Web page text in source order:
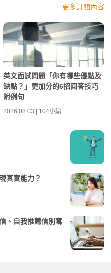
更多訂閱內容
英文面試問題「你有哪些優點及
缺點？」更加分的6招回答技巧
附例句
2026.08.03 | 104小編
真實能力？
、自我推薦信別寫